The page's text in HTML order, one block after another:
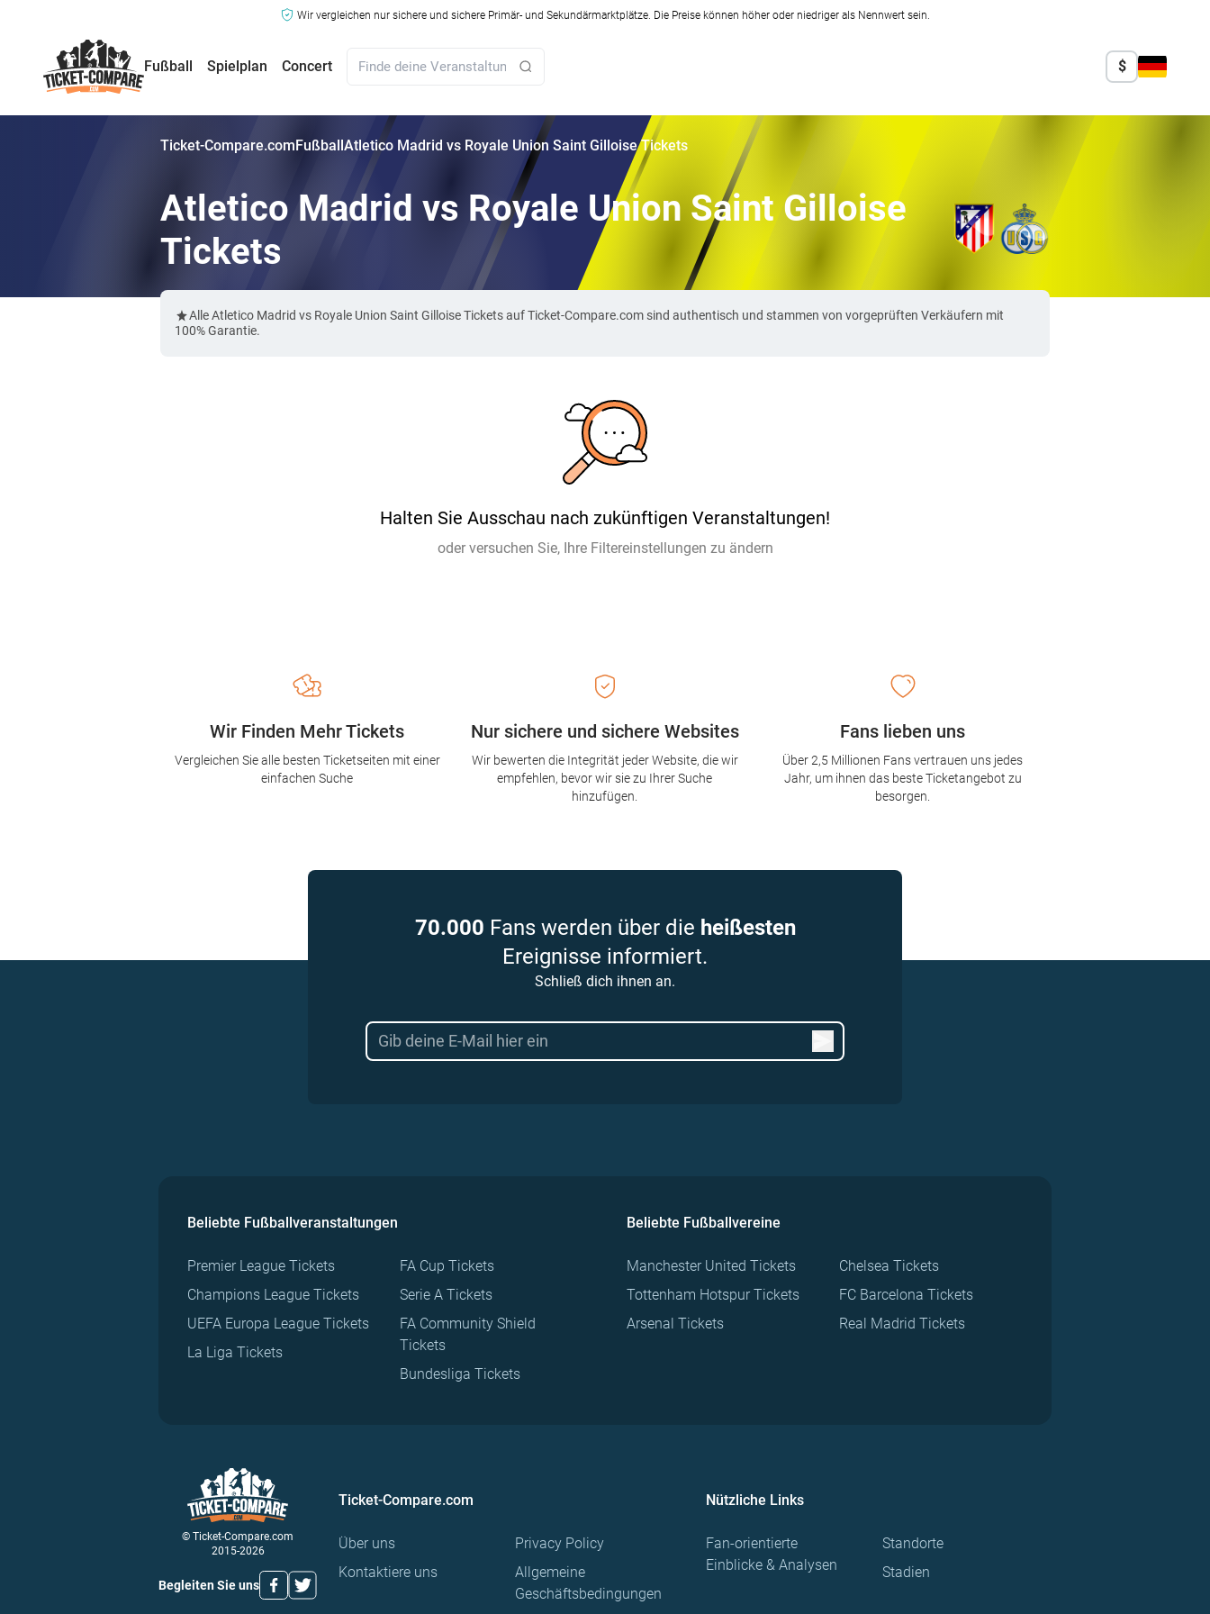
Wir vergleichen nur sichere und sichere Primär- und Sekundärmarktplätze. Die Preise können höher oder niedriger als Nennwert sein.
Fußball Spielplan Concert $
Ticket-Compare.comFußballAtletico Madrid vs Royale Union Saint Gilloise Tickets
Atletico Madrid vs Royale Union Saint Gilloise
Tickets
Alle Atletico Madrid vs Royale Union Saint Gilloise Tickets auf Ticket-Compare.com sind authentisch und stammen von vorgeprüften Verkäufern mit
100% Garantie.
Halten Sie Ausschau nach zukünftigen Veranstaltungen!
oder versuchen Sie, Ihre Filtereinstellungen zu ändern
Nur sichere und sichere Websites
Wir bewerten die Integrität jeder Website, die wir
empfehlen, bevor wir sie zu Ihrer Suche
hinzufügen.
Wir Finden Mehr Tickets
Vergleichen Sie alle besten Ticketseiten mit einer
einfachen Suche
Fans lieben uns
Über 2,5 Millionen Fans vertrauen uns jedes
Jahr, um ihnen das beste Ticketangebot zu
besorgen.
70.000 Fans werden über die heißesten
Ereignisse informiert.
Schließ dich ihnen an.
Beliebte Fußballveranstaltungen
Premier League Tickets
Champions League Tickets
UEFA Europa League Tickets
La Liga Tickets
FA Cup Tickets
Serie A Tickets
FA Community Shield
Tickets
Bundesliga Tickets
Beliebte Fußballvereine
Manchester United Tickets
Tottenham Hotspur Tickets
Arsenal Tickets
Chelsea Tickets
FC Barcelona Tickets
Real Madrid Tickets
© Ticket-Compare.com
2015-2026
Begleiten Sie uns
Ticket-Compare.com
Über uns
Kontaktiere uns
Privacy Policy
Allgemeine
Geschäftsbedingungen
Nützliche Links
Fan-orientierte
Einblicke & Analysen
Standorte
Stadien